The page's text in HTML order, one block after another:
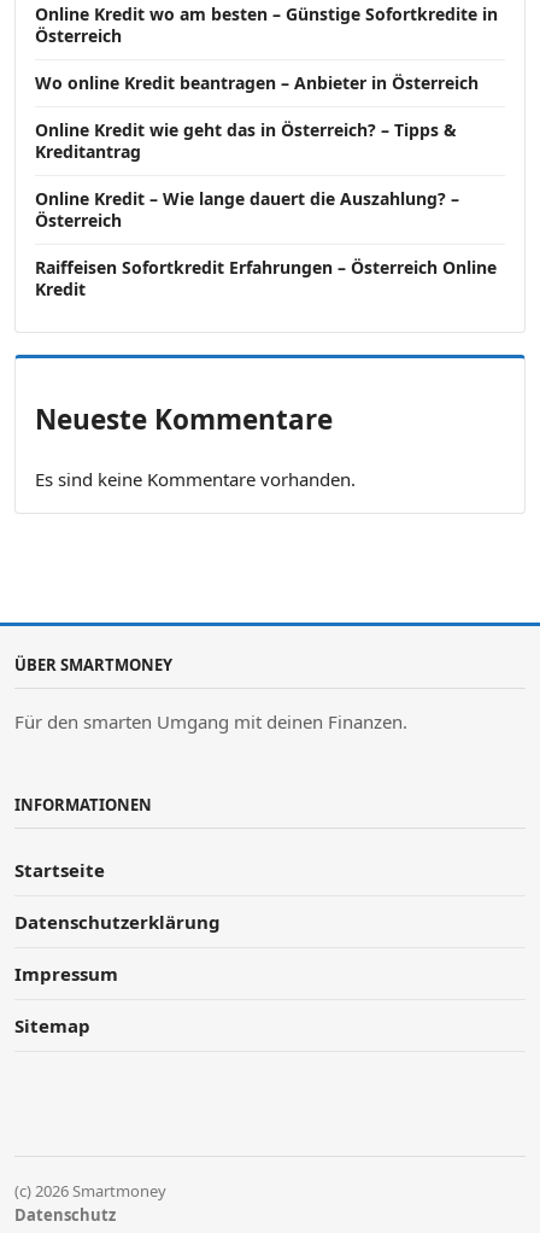
Online Kredit wo am besten – Günstige Sofortkredite in
Österreich
Wo online Kredit beantragen – Anbieter in Österreich
Online Kredit wie geht das in Österreich? – Tipps &
Kreditantrag
Online Kredit – Wie lange dauert die Auszahlung? –
Österreich
Raiffeisen Sofortkredit Erfahrungen – Österreich Online
Kredit
Neueste Kommentare
Es sind keine Kommentare vorhanden.
ÜBER SMARTMONEY
Für den smarten Umgang mit deinen Finanzen.
INFORMATIONEN
Startseite
Datenschutzerklärung
Impressum
Sitemap
(c) 2026 Smartmoney
Datenschutz